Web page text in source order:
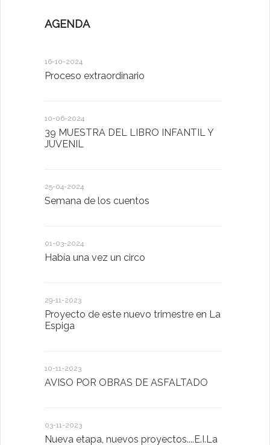
AGENDA
16-10-2024
Proceso extraordinario
10-06-2024
39 MUESTRA DEL LIBRO INFANTIL Y
JUVENIL
25-04-2024
Semana de los cuentos
01-03-2024
Había una vez un circo
29-11-2023
Proyecto de este nuevo trimestre en La
Espiga
10-11-2023
AVISO POR OBRAS DE ASFALTADO
03-11-2023
Nueva etapa, nuevos proyectos....E.I.La